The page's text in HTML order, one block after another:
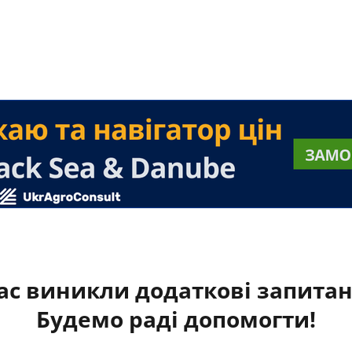
виникли додаткові
Будемо раді допомогти!